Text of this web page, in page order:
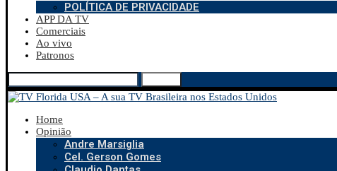
POLÍTICA DE PRIVACIDADE
APP DA TV
Comerciais
Ao vivo
Patronos
Home
Opinião
Andre Marsiglia
Cel. Gerson Gomes